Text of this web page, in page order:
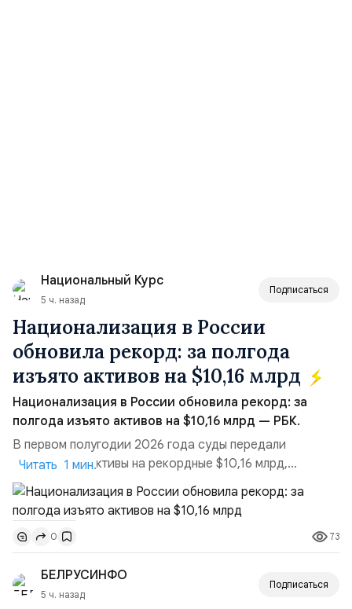
Национальный Курс
5 ч. назад
Подписаться
Национализация в России
обновила рекорд: за полгода
изъято активов на $10,16 млрд
Национализация в России обновила рекорд: за
полгода изъято активов на $10,16 млрд — РБК.
В первом полугодии 2026 года суды передали
государству активы на рекордные $10,16 млрд,
подсчитали аналитики AK&M. Это в 2,5 раза больше,
чем за аналогичный период 2025 года ($3,95 млрд).
Всего зафиксировано 15 национализационных
транзакций, которые обеспечили 42,2% денежного
объёма всего российского рынка слияний и
поглощений. Крупнейшей ...
Читать 1 мин.
0 73
БЕЛРУСИНФО
5 ч. назад
Подписаться